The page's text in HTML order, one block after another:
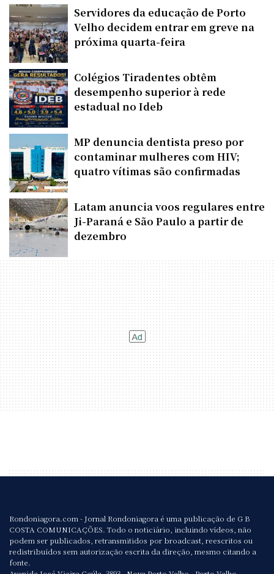
Servidores da educação de Porto
Velho decidem entrar em greve na
próxima quarta-feira
Colégios Tiradentes obtêm
desempenho superior à rede
estadual no Ideb
MP denuncia dentista preso por
contaminar mulheres com HIV;
quatro vítimas são confirmadas
Latam anuncia voos regulares entre
Ji-Paraná e São Paulo a partir de
dezembro
Rondoniagora.com - Jornal Rondoniagora é uma publicação de G B
COSTA COMUNICAÇÕES. Todo o noticiário, incluindo vídeos, não
podem ser publicados, retransmitidos por broadcast, reescritos ou
redistribuídos sem autorização escrita da direção, mesmo citando a
fonte.